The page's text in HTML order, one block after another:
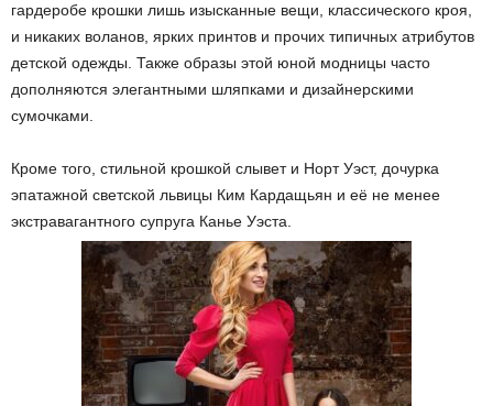
гардеробе крошки лишь изысканные вещи, классического кроя,
и никаких воланов, ярких принтов и прочих типичных атрибутов
детской одежды. Также образы этой юной модницы часто
дополняются элегантными шляпками и дизайнерскими
сумочками.
Кроме того, стильной крошкой слывет и Норт Уэст, дочурка
эпатажной светской львицы Ким Кардащьян и её не менее
экстравагантного супруга Канье Уэста.